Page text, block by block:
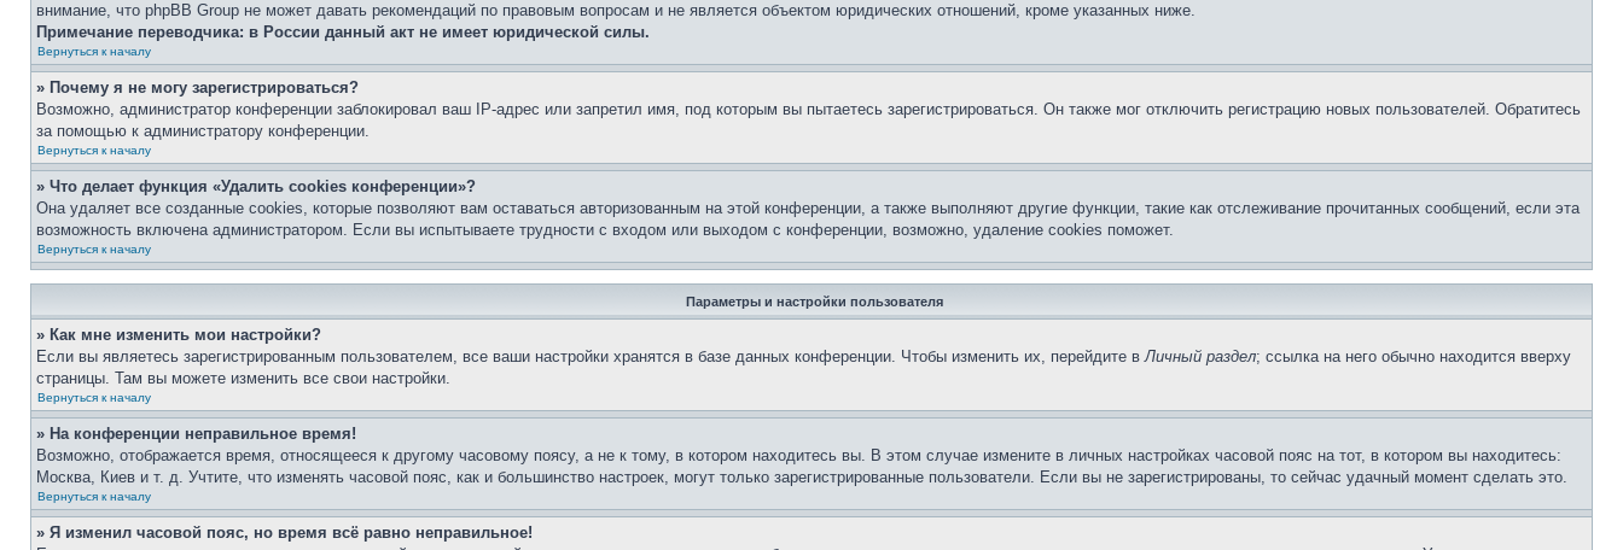
внимание, что phpBB Group не может давать рекомендаций по правовым вопросам и не является объектом юридических отношений, кроме указанных ниже.
Примечание переводчика: в России данный акт не имеет юридической силы.
Вернуться к началу
» Почему я не могу зарегистрироваться?
Возможно, администратор конференции заблокировал ваш IP-адрес или запретил имя, под которым вы пытаетесь зарегистрироваться. Он также мог отключить регистрацию новых пользователей. Обратитесь
за помощью к администратору конференции.
Вернуться к началу
» Что делает функция «Удалить cookies конференции»?
Она удаляет все созданные cookies, которые позволяют вам оставаться авторизованным на этой конференции, а также выполняют другие функции, такие как отслеживание прочитанных сообщений, если эта
возможность включена администратором. Если вы испытываете трудности с входом или выходом с конференции, возможно, удаление cookies поможет.
Вернуться к началу
Параметры и настройки пользователя
» Как мне изменить мои настройки?
Если вы являетесь зарегистрированным пользователем, все ваши настройки хранятся в базе данных конференции. Чтобы изменить их, перейдите вЛичный раздел; ссылка на него обычно находится вверху
страницы. Там вы можете изменить все свои настройки.
Вернуться к началу
» На конференции неправильное время!
Возможно, отображается время, относящееся к другому часовому поясу, а не к тому, в котором находитесь вы. В этом случае измените в личных настройках часовой пояс на тот, в котором вы находитесь:
Москва, Киев и т. д. Учтите, что изменять часовой пояс, как и большинство настроек, могут только зарегистрированные пользователи. Если вы не зарегистрированы, то сейчас удачный момент сделать это.
Вернуться к началу
» Я изменил часовой пояс, но время всё равно неправильное!